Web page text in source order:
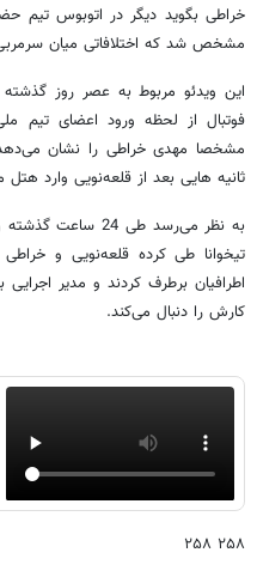
خراطی بگوید دیگر در اتوبوس تیم
مشخص شد که اختلافاتی میان
این ویدئو مربوط به عصر روز
فوتبال از لحظه ورود اعضای تیم
مشخصا مهدی خراطی را نشان
ثانیه هایی بعد از قلعه‌نویی وارد
به نظر می‌رسد طی
تیخوانا طی کرده قلعه‌نویی و
اطرافیان برطرف کردند و مدیر
کارش را دنبال می‌کند.
۲۵۸ ۲۵۸